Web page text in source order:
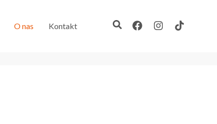
O nas Kontakt